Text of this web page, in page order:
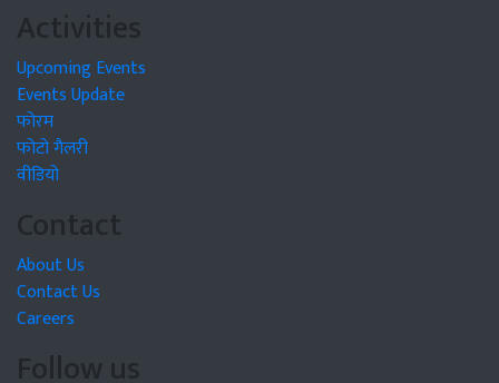
Activities
Upcoming Events
Events Update
फोरम
फोटो गैलरी
वीडियो
Contact
About Us
Contact Us
Careers
Follow us